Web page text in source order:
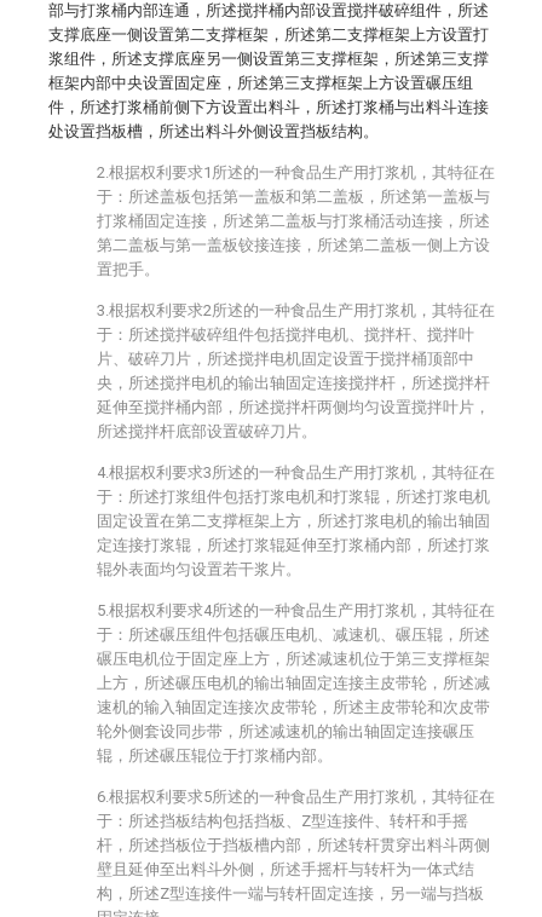
部与打浆桶内部连通，所述搅拌桶内部设置搅拌破碎组件，所述
支撑底座一侧设置第二支撑框架，所述第二支撑框架上方设置打
浆组件，所述支撑底座另一侧设置第三支撑框架，所述第三支撑
框架内部中央设置固定座，所述第三支撑框架上方设置碾压组
件，所述打浆桶前侧下方设置出料斗，所述打浆桶与出料斗连接
处设置挡板槽，所述出料斗外侧设置挡板结构。
2.根据权利要求1所述的一种食品生产用打浆机，其特征在
于：所述盖板包括第一盖板和第二盖板，所述第一盖板与
打浆桶固定连接，所述第二盖板与打浆桶活动连接，所述
第二盖板与第一盖板铰接连接，所述第二盖板一侧上方设
置把手。
3.根据权利要求2所述的一种食品生产用打浆机，其特征在
于：所述搅拌破碎组件包括搅拌电机、搅拌杆、搅拌叶
片、破碎刀片，所述搅拌电机固定设置于搅拌桶顶部中
央，所述搅拌电机的输出轴固定连接搅拌杆，所述搅拌杆
延伸至搅拌桶内部，所述搅拌杆两侧均匀设置搅拌叶片，
所述搅拌杆底部设置破碎刀片。
4.根据权利要求3所述的一种食品生产用打浆机，其特征在
于：所述打浆组件包括打浆电机和打浆辊，所述打浆电机
固定设置在第二支撑框架上方，所述打浆电机的输出轴固
定连接打浆辊，所述打浆辊延伸至打浆桶内部，所述打浆
辊外表面均匀设置若干浆片。
5.根据权利要求4所述的一种食品生产用打浆机，其特征在
于：所述碾压组件包括碾压电机、减速机、碾压辊，所述
碾压电机位于固定座上方，所述减速机位于第三支撑框架
上方，所述碾压电机的输出轴固定连接主皮带轮，所述减
速机的输入轴固定连接次皮带轮，所述主皮带轮和次皮带
轮外侧套设同步带，所述减速机的输出轴固定连接碾压
辊，所述碾压辊位于打浆桶内部。
6.根据权利要求5所述的一种食品生产用打浆机，其特征在
于：所述挡板结构包括挡板、Z型连接件、转杆和手摇
杆，所述挡板位于挡板槽内部，所述转杆贯穿出料斗两侧
壁且延伸至出料斗外侧，所述手摇杆与转杆为一体式结
构，所述Z型连接件一端与转杆固定连接，另一端与挡板